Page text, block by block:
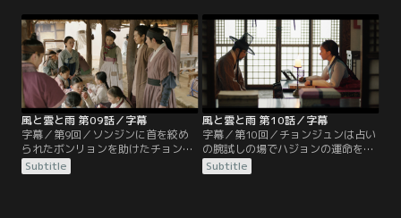
趙大妃も時期国王選びに介入し、
イ・ハジョンを哲宗に紹介する。一
方、ボンリョンはジャヨンを捜すた
めに遊郭に潜入することを計画し、
そのためにジャグンの愛妾ナハプに
接近するが…。
悪い噂を聞いていた。妹を遊郭で働
かせて遊び呆けるソンジンはまたも
科挙に落ち、やけを起こしてチョン
ジュンを訪ねてくる。そんな彼にチ
ョンジュンは今後20年間凶運が続く
と宣言し…。
風と雲と雨 第09話／字幕
字幕／第9回／ソンジンに首を絞め
られたボンリョンを助けたチョンジ
ュン。2人は過去のわだかまりを解
き、少し歩みよる。そんな中、子供
Subtitle
風と雲と雨 第10話／字幕
字幕／第10回／チョンジュンは占い
の腕試しの場でハジョンの運命を占
い、一番を勝ち取る。ハジョンは賞
金を与えようとするが、チョンジュ
Subtitle